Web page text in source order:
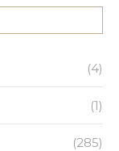
(4)
(1)
(285)